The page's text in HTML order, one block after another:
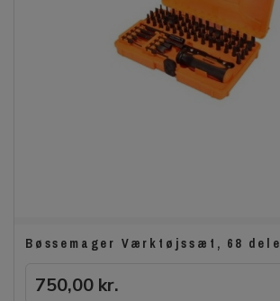
Bøssemager Værktøjssæt, 68 dele
750,00 kr.